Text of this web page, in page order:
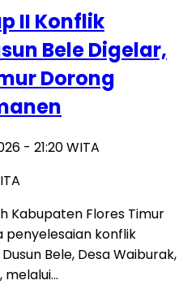
II Konflik
Bele Digelar,
Dorong
- 21:20 WITA
Kabupaten Flores Timur
penyelesaian konflik
Bele, Desa Waiburak,
melalui…